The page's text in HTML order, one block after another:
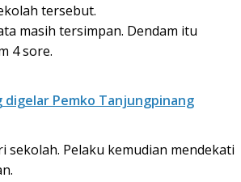
tersebut.
masih tersimpan. Dendam itu
4 sore.
digelar Pemko Tanjungpinang
Pelaku kemudian mendekati